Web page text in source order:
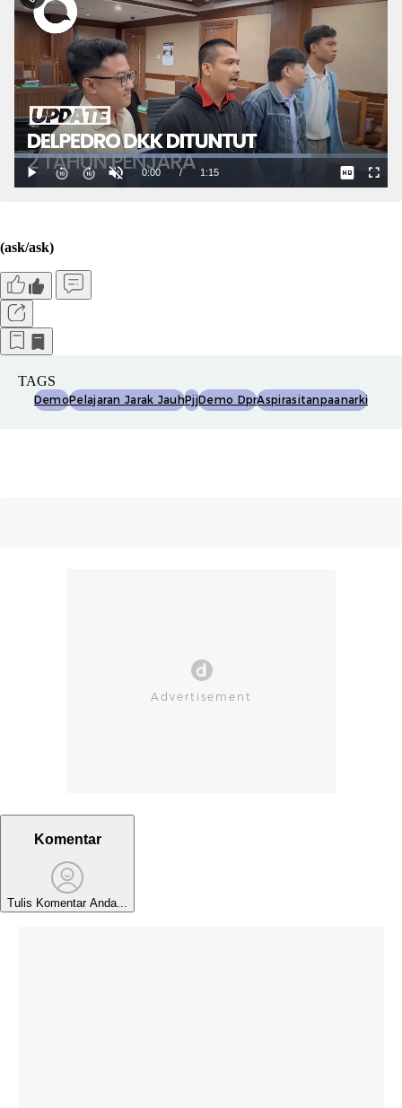
(ask/ask)
TAGS
DemoPelajaran Jarak JauhPjjDemo DprAspirasitanpaanarki
Komentar
Tulis Komentar Anda...